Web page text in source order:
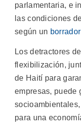
parlamentaria, e
las condiciones
según un borrador
Los detractores
flexibilización,
de Haití para
empresas, puede
para una